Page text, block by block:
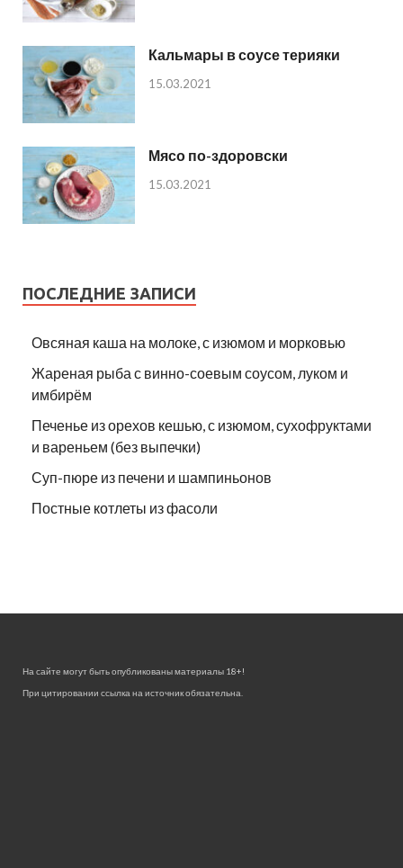
Кальмары в соусе терияки
15.03.2021
Мясо по-здоровски
15.03.2021
ПОСЛЕДНИЕ ЗАПИСИ
Овсяная каша на молоке, с изюмом и морковью
Жареная рыба с винно-соевым соусом, луком и
имбирём
Печенье из орехов кешью, с изюмом, сухофруктами
и вареньем (без выпечки)
Суп-пюре из печени и шампиньонов
Постные котлеты из фасоли
На сайте могут быть опубликованы материалы 18+!
При цитировании ссылка на источник обязательна.